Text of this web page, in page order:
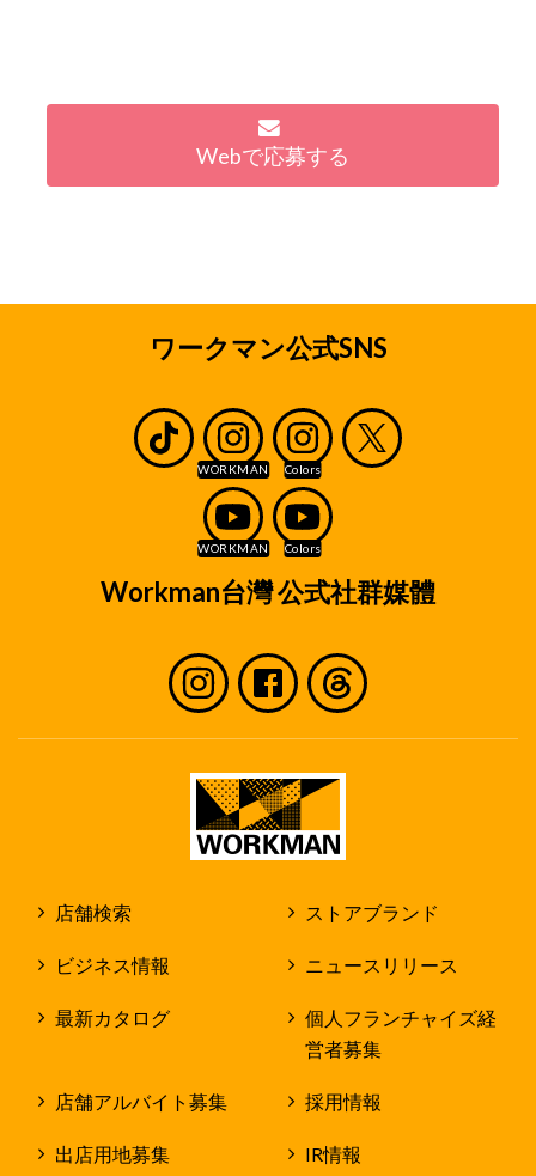
Webで応募する
ワークマン公式SNS
Workman台灣 公式社群媒體
店舗検索 ストアブランド
ビジネス情報 ニュースリリース
最新カタログ
個人フランチャイズ経
営者募集
店舗アルバイト募集 採用情報
出店用地募集 IR情報